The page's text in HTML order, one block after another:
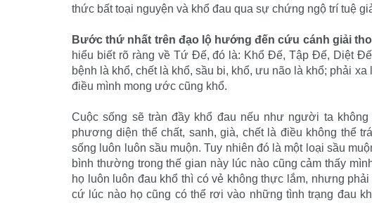
thức bất toại nguyện và khổ đau qua sự chứng ngộ trí tuệ
Bước thứ nhất trên đạo lộ hướng đến cứu cánh giải
hiểu biết rõ ràng về Tứ Ðế, đó là: Khổ Ðế, Tập Ðế, Diệt
bệnh là khổ, chết là khổ, sầu bi, khổ, ưu não là khổ; phải
điều mình mong ước cũng khổ.
Cuộc sống sẽ tràn đầy khổ đau nếu như người ta
phương diện thể chất, sanh, già, chết là điều không thể
sống luôn luôn sầu muộn. Tuy nhiên đó là một loại sầu
bình thường trong thế gian này lúc nào cũng cảm thấy
họ luôn luôn đau khổ thì có vẻ không thực lắm, nhưng
cứ lúc nào họ cũng có thể rơi vào những tình trạng đau